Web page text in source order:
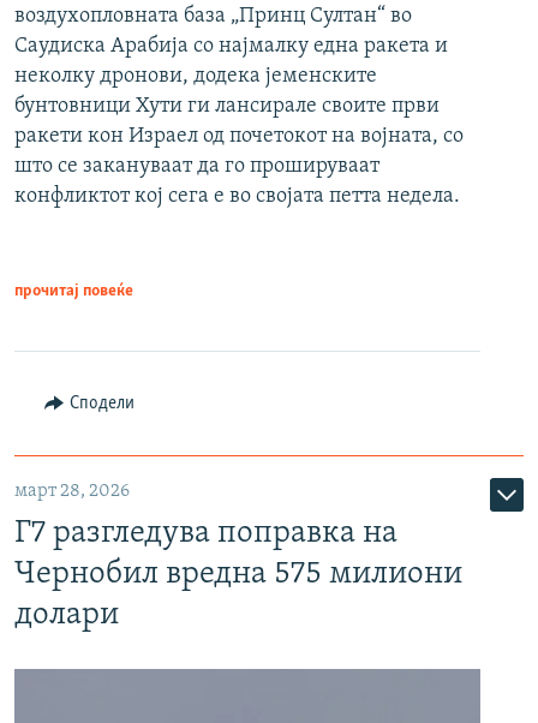
воздухопловната база „Принц Султан“ во
Саудиска Арабија со најмалку една ракета и
неколку дронови, додека јеменските
бунтовници Хути ги лансирале своите први
ракети кон Израел од почетокот на војната, со
што се закануваат да го прошируваат
конфликтот кој сега е во својата петта недела.
прочитај повеќе
Сподели
март 28, 2026
Г7 разгледува поправка на
Чернобил вредна 575 милиони
долари